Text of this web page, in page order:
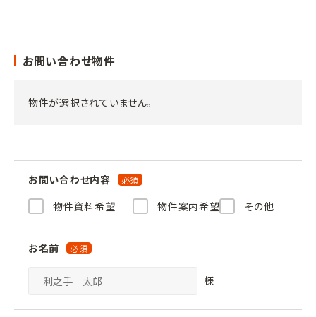
お問い合わせ物件
物件が選択されていません。
お問い合わせ内容
物件資料希望
物件案内希望 その他
お名前
様